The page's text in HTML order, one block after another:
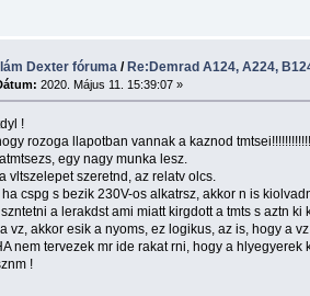
Dexter fóruma / Re:Demrad A124, A224,
2020. Május 11. 15:39:07 »
!
rozoga llapotban vannak a kaznod
egy nagy munka lesz.
vltszelepet szeretnd, az relatv olcs.
ha cspg s bezik 230V-os alkatrsz, akkor n is
a lerakdst ami miatt kirgdott a tmts s aztn
vz, akkor esik a nyoms, ez logikus, az is, hogy a
nem tervezek mr ide rakat rni, hogy a
!